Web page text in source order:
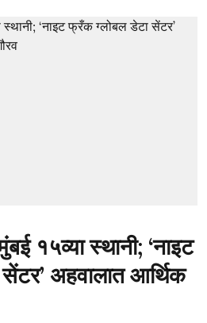
१५व्या स्थानी; ‘नाइट
अहवालात आर्थिक